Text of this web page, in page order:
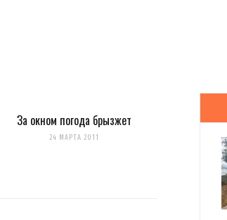
За окном погода брызжет
24 МАРТА 2011